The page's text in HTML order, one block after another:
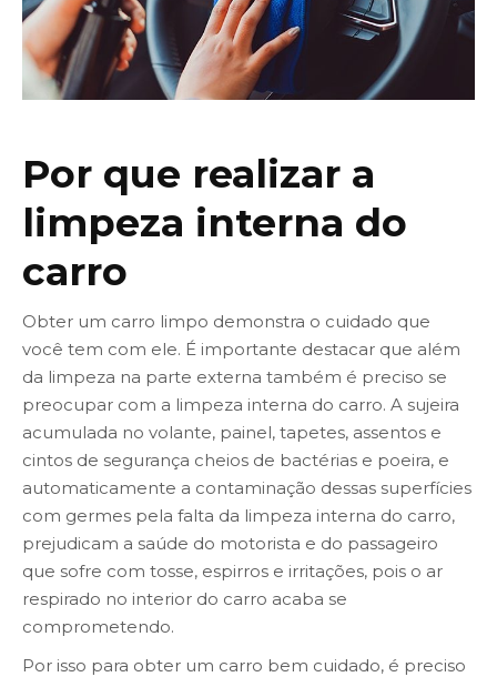
Por que realizar a
limpeza interna do
carro
Obter um carro limpo demonstra o cuidado que
você tem com ele. É importante destacar que além
da limpeza na parte externa também é preciso se
preocupar com a limpeza interna do carro. A sujeira
acumulada no volante, painel, tapetes, assentos e
cintos de segurança cheios de bactérias e poeira, e
automaticamente a contaminação dessas superfícies
com germes pela falta da limpeza interna do carro,
prejudicam a saúde do motorista e do passageiro
que sofre com tosse, espirros e irritações, pois o ar
respirado no interior do carro acaba se
comprometendo.
Por isso para obter um carro bem cuidado, é preciso